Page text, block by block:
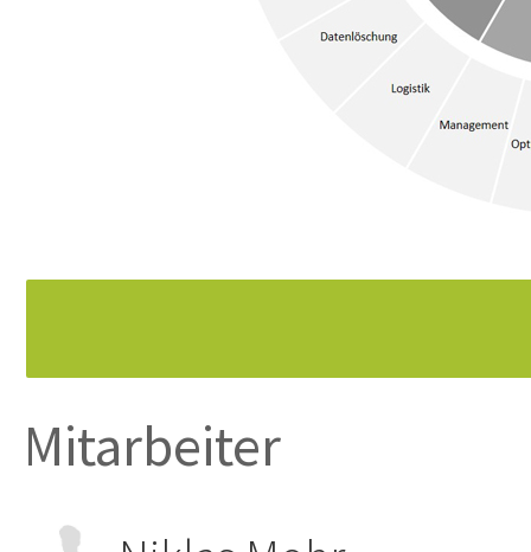
Mitarbeiter